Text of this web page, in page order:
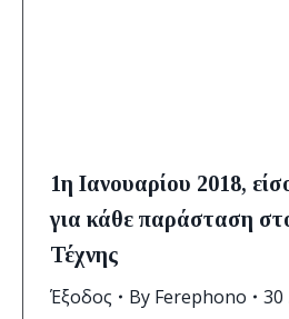
1η Ιανουαρίου 2018,
για κάθε παράσταση
Τέχνης
Έξοδος
By Ferephono 30